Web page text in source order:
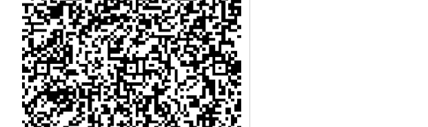
قناع للوجه يمكن التخلص منه بثلاث